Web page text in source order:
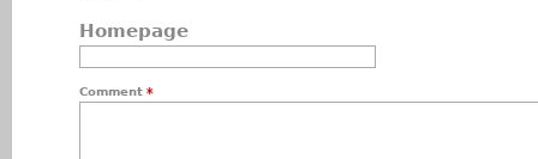
Homepage
Comment *